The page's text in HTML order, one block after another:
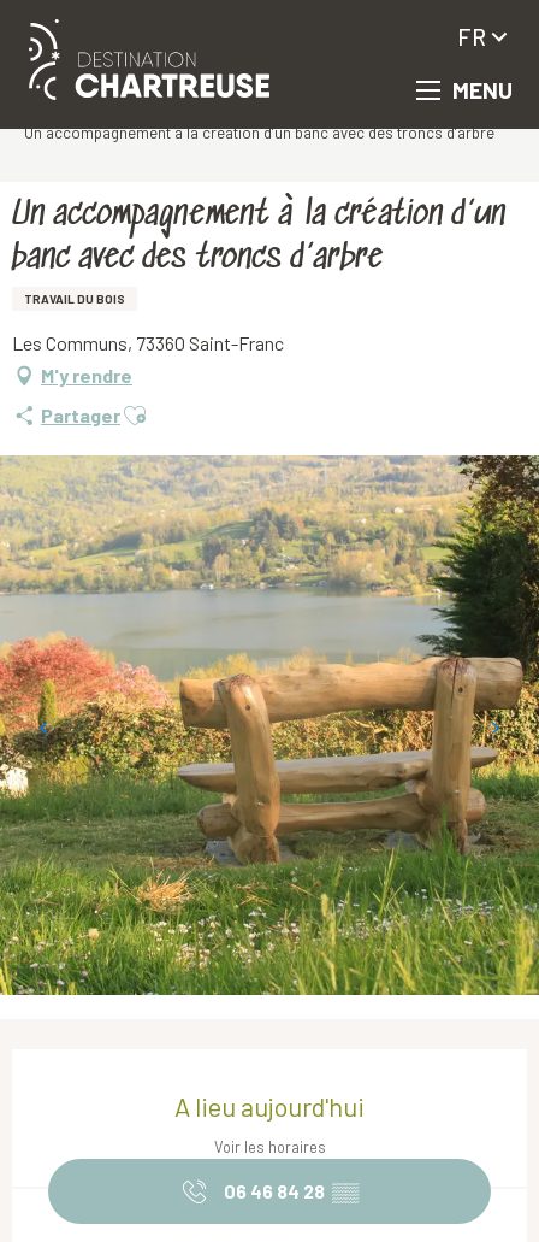
Aller
MENU
FR
Un accompagnement à la création d’un banc avec des troncs d’arbre
Un accompagnement à la création d’un
banc avec des troncs d’arbre
TRAVAIL DU BOIS
Les Communs, 73360 Saint-Franc
M'y rendre
PartagerAjouter aux favoris
A lieu aujourd'hui
Voir les horaires
06 46 84 28 ▒▒